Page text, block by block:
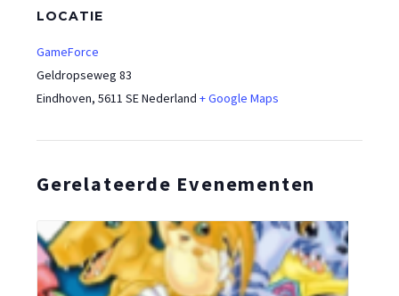
LOCATIE
GameForce
Geldropseweg 83
Eindhoven, 5611 SENederland + Google Maps
Gerelateerde Evenementen